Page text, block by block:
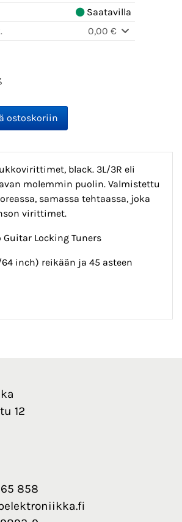
Saatavilla
0,00 €
black. 3L/3R eli
molemmin puolin. Valmistettu
samassa tehtaassa, joka
virittimet.
Guitar Locking Tuners
inch) reikään ja 45 asteen
12
858